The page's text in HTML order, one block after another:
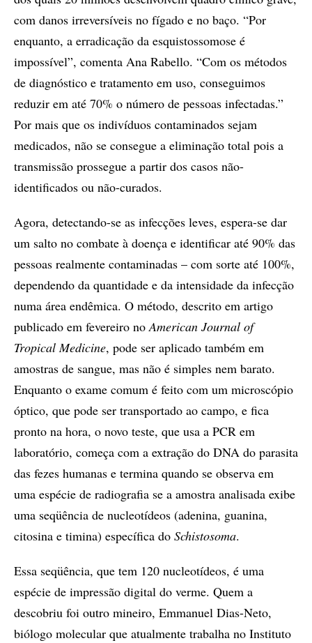
com danos irreversíveis no fígado e no baço. “Por
enquanto, a erradicação da esquistossomose é
impossível”, comenta Ana Rabello. “Com os métodos
de diagnóstico e tratamento em uso, conseguimos
reduzir em até 70% o número de pessoas infectadas.”
Por mais que os indivíduos contaminados sejam
medicados, não se consegue a eliminação total pois a
transmissão prossegue a partir dos casos não-
identificados ou não-curados.
Agora, detectando-se as infecções leves, espera-se dar
um salto no combate à doença e identificar até 90% das
pessoas realmente contaminadas – com sorte até 100%,
dependendo da quantidade e da intensidade da infecção
numa área endêmica. O método, descrito em artigo
publicado em fevereiro noAmerican Journal of
Tropical Medicine, pode ser aplicado também em
amostras de sangue, mas não é simples nem barato.
Enquanto o exame comum é feito com um microscópio
óptico, que pode ser transportado ao campo, e fica
pronto na hora, o novo teste, que usa a PCR em
laboratório, começa com a extração do DNA do parasita
das fezes humanas e termina quando se observa em
uma espécie de radiografia se a amostra analisada exibe
uma seqüência de nucleotídeos (adenina, guanina,
citosina e timina) específica do Schistosoma.
Essa seqüência, que tem 120 nucleotídeos, é uma
espécie de impressão digital do verme. Quem a
descobriu foi outro mineiro, Emmanuel Dias-Neto,
biólogo molecular que atualmente trabalha no Instituto